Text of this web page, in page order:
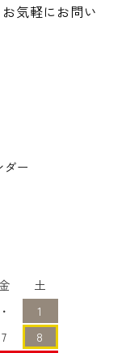
気軽にお問い
ダー
土
・
1
7
8